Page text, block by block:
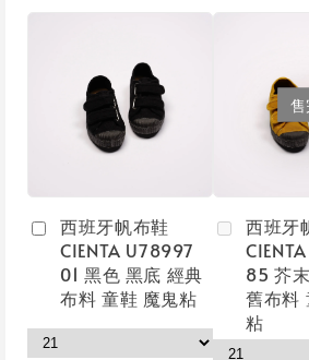
西班牙帆布鞋
CIENTA U78997
01 黑色 黑底 經典
布料 童鞋 魔鬼粘
西班牙
85 芥
舊布料
粘